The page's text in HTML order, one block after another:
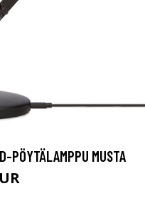
PÖYTÄLAMPPU MUSTA